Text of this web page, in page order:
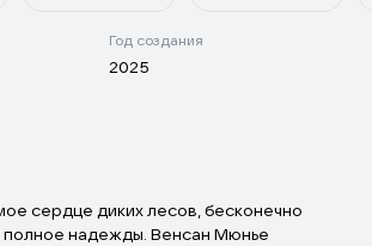
Год создания
2025
сердце диких лесов, бесконечно
надежды. Венсан Мюнье